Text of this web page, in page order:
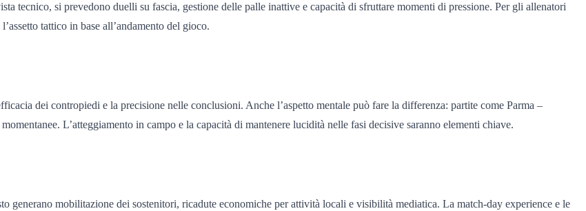
tecnico, si prevedono duelli su fascia, gestione delle palle inattive e capacità di sfruttare momenti di pressione. Per gli allenatori
tattico in base all’andamento del gioco.
dei contropiedi e la precisione nelle conclusioni. Anche l’aspetto mentale può fare la differenza: partite come Parma –
L’atteggiamento in campo e la capacità di mantenere lucidità nelle fasi decisive saranno elementi chiave.
generano mobilitazione dei sostenitori, ricadute economiche per attività locali e visibilità mediatica. La match-day experience e le